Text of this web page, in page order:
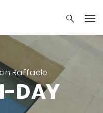
Raffaele
DAY